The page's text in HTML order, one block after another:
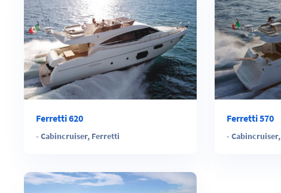
Ferretti 620
- Cabincruiser, Ferretti
Ferretti 570
-Cabincruiser,